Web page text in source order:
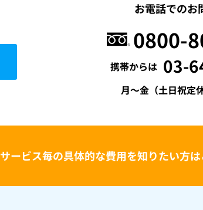
お電話でのお
0800-
携帯からは 03-
月〜金（土日祝定
サービス毎の具体的な費用を知りたい方